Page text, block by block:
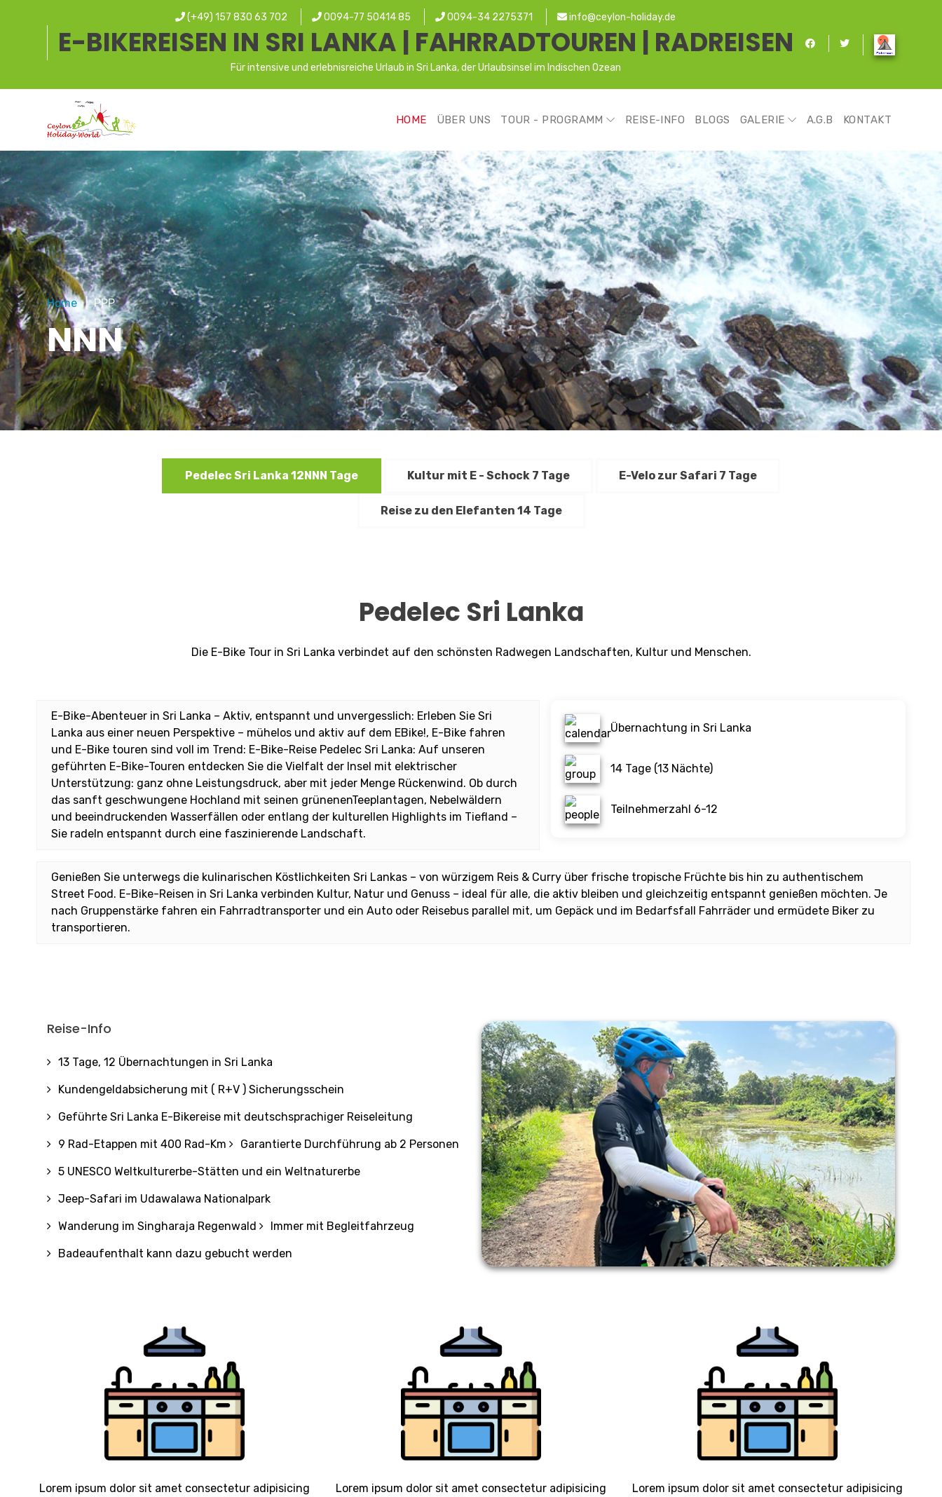
(+49) 157 830 63 702 0094-77 50414 85 0094-34 2275371 info@ceylon-holiday.de
E-BIKEREISEN IN SRI LANKA | FAHRRADTOUREN | RADREISEN
Für intensive und erlebnisreiche Urlaub in Sri Lanka, der Urlaubsinsel im Indischen Ozean
HOME ÜBER UNS TOUR - PROGRAMM REISE-INFO BLOGS GALERIE A.G.B KONTAKT
NNN
Home PPP
Pedelec Sri Lanka 12NNN Tage Kultur mit E - Schock 7 Tage E-Velo zur Safari 7 Tage
Reise zu den Elefanten 14 Tage
Pedelec Sri Lanka
Die E-Bike Tour in Sri Lanka verbindet auf den schönsten Radwegen Landschaften, Kultur und Menschen.
E-Bike-Abenteuer in Sri Lanka – Aktiv, entspannt und unvergesslich: Erleben Sie Sri
Lanka aus einer neuen Perspektive – mühelos und aktiv auf dem EBike!, E-Bike fahren
und E-Bike touren sind voll im Trend: E-Bike-Reise Pedelec Sri Lanka: Auf unseren
geführten E-Bike-Touren entdecken Sie die Vielfalt der Insel mit elektrischer
Unterstützung: ganz ohne Leistungsdruck, aber mit jeder Menge Rückenwind. Ob durch
das sanft geschwungene Hochland mit seinen grünenenTeeplantagen, Nebelwäldern
und beeindruckenden Wasserfällen oder entlang der kulturellen Highlights im Tiefland –
Sie radeln entspannt durch eine faszinierende Landschaft.
Übernachtung in Sri Lanka
14 Tage (13 Nächte)
Teilnehmerzahl 6-12
Genießen Sie unterwegs die kulinarischen Köstlichkeiten Sri Lankas – von würzigem Reis & Curry über frische tropische Früchte bis hin zu authentischem
Street Food. E-Bike-Reisen in Sri Lanka verbinden Kultur, Natur und Genuss – ideal für alle, die aktiv bleiben und gleichzeitig entspannt genießen möchten. Je
nach Gruppenstärke fahren ein Fahrradtransporter und ein Auto oder Reisebus parallel mit, um Gepäck und im Bedarfsfall Fahrräder und ermüdete Biker zu
transportieren.
Reise-Info
13 Tage, 12 Übernachtungen in Sri Lanka
Kundengeldabsicherung mit ( R+V ) Sicherungsschein
Geführte Sri Lanka E-Bikereise mit deutschsprachiger Reiseleitung
9 Rad-Etappen mit 400 Rad-Km Garantierte Durchführung ab 2 Personen
5 UNESCO Weltkulturerbe-Stätten und ein Weltnaturerbe
Jeep-Safari im Udawalawa Nationalpark
Wanderung im Singharaja Regenwald Immer mit Begleitfahrzeug
Badeaufenthalt kann dazu gebucht werden
Lorem ipsum dolor sit amet consectetur adipisicing
Lorem ipsum dolor sit amet consectetur adipisicing
Lorem ipsum dolor sit amet consectetur adipisicing